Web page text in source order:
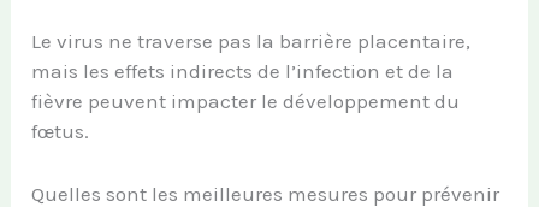
Le virus ne traverse pas la barrière placentaire,
mais les effets indirects de l’infection et de la
fièvre peuvent impacter le développement du
fœtus.
Quelles sont les meilleures mesures pour prévenir